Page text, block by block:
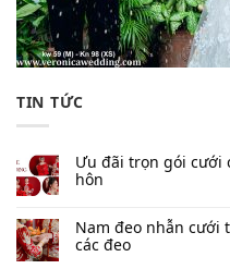
TIN TỨC
Ưu đãi trọn gói cưới
hôn
Nam đeo nhẫn cưới
các đeo